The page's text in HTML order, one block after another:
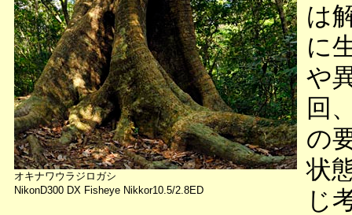
オキナワウラジロガシ
NikonD300 DX Fisheye Nikkor10.5/2.8ED
は
に
や
回
の
状
じ